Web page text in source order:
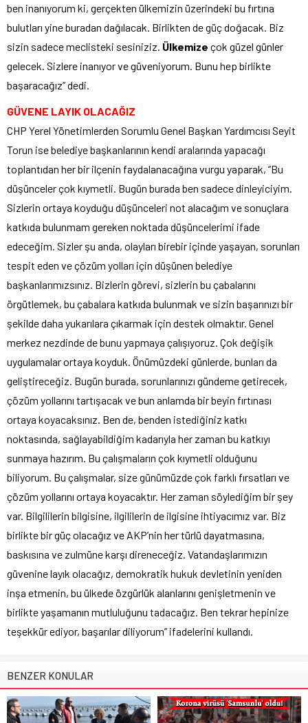
ben inanıyorum ki, gerçekten ülkemizin üzerindeki bu fırtına
bulutları yine buradan dağılacak. Birlikten de güç doğacak. Biz
sizin sadece meclisteki sesiniziz. Ülkemize çok güzel günler
gelecek. Sizlere inanıyor ve güveniyorum. Bunu hep birlikte
başaracağız” dedi.
GÜVENE LAYIK OLACAĞIZ
CHP Yerel Yönetimlerden Sorumlu Genel Başkan Yardımcısı Seyit
Torun ise belediye başkanlarının kendi aralarında yapacağı
toplantıdan her bir ilçenin faydalanacağına vurgu yaparak, “Bu
düşünceler çok kıymetli. Bugün burada ben sadece dinleyiciyim.
Sizlerin ortaya koyduğu düşünceleri not alacağım ve sonuçlara
katkıda bulunmam gereken noktada düşüncelerimi ifade
edeceğim. Sizler şu anda, olayları birebir içinde yaşayan, sorunları
tespit eden ve çözüm yolları için düşünen belediye
başkanlarımızsınız. Bizlerin görevi, sizlerin bu çabalarını
örgütlemek, bu çabalara katkıda bulunmak ve sizin başarınızı bir
şekilde daha yukarılara çıkarmak için destek olmaktır. Genel
merkez nezdinde de bunu yapmaya çalışıyoruz. Çok değişik
uygulamalar ortaya koyduk. Önümüzdeki günlerde, bunları da
geliştireceğiz. Bugün burada, sorunlarınızı gündeme getirecek,
çözüm yollarını tartışacak ve bun anlamda bir beyin fırtınası
ortaya koyacaksınız. Ben de, benden istediğiniz katkı
noktasında, sağlayabildiğim kadarıyla her zaman bu katkıyı
sunmaya hazırım. Bu çalışmaların çok kıymetli olduğunu
biliyorum. Bu çalışmalar, size günümüzde çok farklı fırsatları ve
çözüm yollarını ortaya koyacaktır. Her zaman söylediğim bir şey
var. Bilgililerin bilgisine, ilgililerin de ilgisine ihtiyacımız var. Biz
birlikte bir güç olacağız ve AKP’nin her türlü dayatmasına,
baskısına ve zulmüne karşı direneceğiz. Vatandaşlarımızın
güvenine layık olacağız, demokratik hukuk devletinin yeniden
inşa etmenin, bu ülkede özgürlük alanlarını genişletmenin ve
birlikte yaşamanın mutluluğunu tadacağız. Ben tekrar hepinize
teşekkür ediyor, başarılar diliyorum” ifadelerini kullandı.
BENZER KONULAR